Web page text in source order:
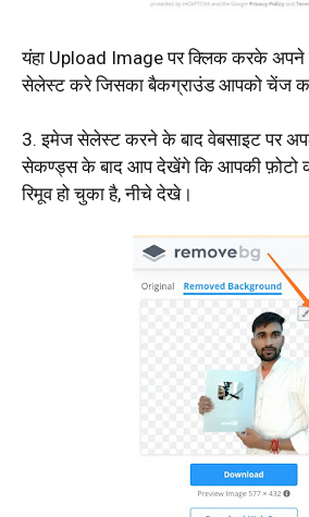
यंहा Upload Image पर क्लिक करके अपने
सेलेस्ट करे जिसका बैकग्राउंड आपको चेंज
3. इमेज सेलेस्ट करने के बाद वेबसाइट पर
सेकण्ड्स के बाद आप देखेंगे कि आपकी फ़ोटो
रिमूव हो चुका है, नीचे देखे।